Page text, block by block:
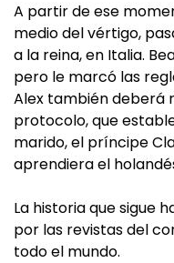
A partir de ese
medio del vértigo,
a la reina, en Italia.
pero le marcó las
Alex también deberá
protocolo, que
marido, el príncipe
aprendiera el
La historia que sigue
por las revistas del
todo el mundo.